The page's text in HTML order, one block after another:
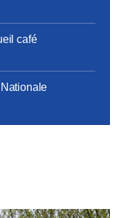
café